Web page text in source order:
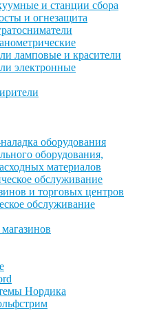
и станции сбора
и огнезащита
ламповые и красители
электронные
оборудования
оборудования,
материалов
обслуживание
и торговых центров
обслуживание
Нордика